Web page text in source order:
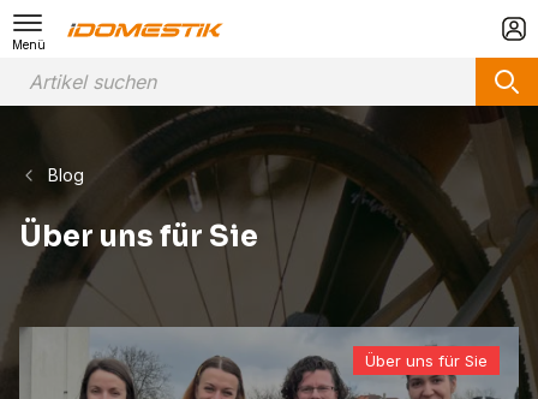
Menü
Blog
Über uns für Sie
Über uns für Sie